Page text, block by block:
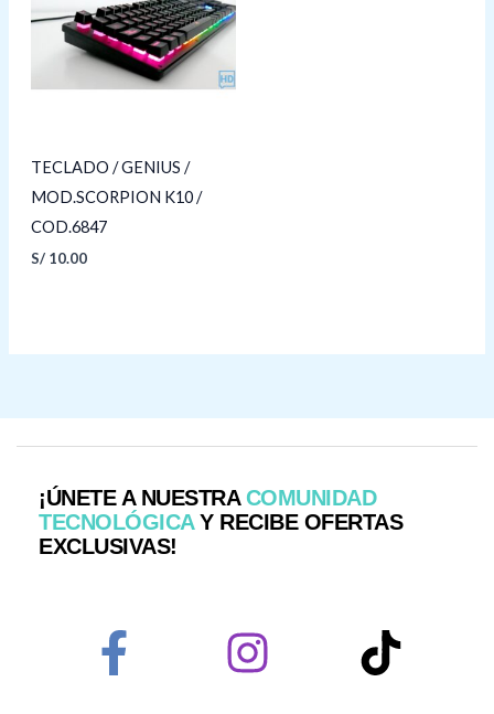
TECLADO / GENIUS /
MOD.SCORPION K10 /
COD.6847
S/10.00
¡ÚNETE A NUESTRACOMUNIDAD
TECNOLÓGICAY RECIBE OFERTAS
EXCLUSIVAS!